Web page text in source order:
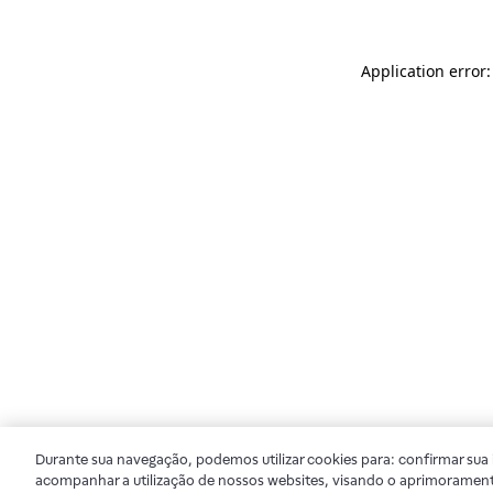
Application
Durante sua navegação, podemos utilizar cookies para: confirmar
acompanhar a utilização de nossos websites, visando o